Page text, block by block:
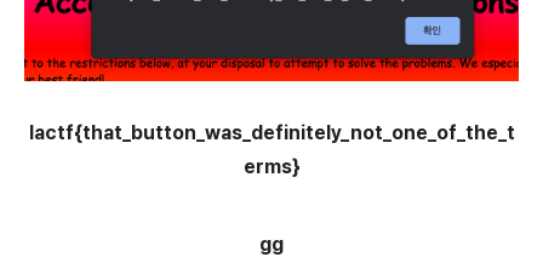
lactf{that_button_was_definitely_not_one_of_the_t
erms}
gg